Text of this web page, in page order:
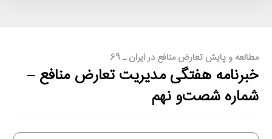
مطالعه و پایش تعارض منافع در ایران ـ 69
خبرنامه هفتگی مدیریت تعارض منافع –
شماره شصت‌و نهم